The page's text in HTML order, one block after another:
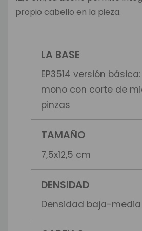
propio cabello en la pieza.
LA BASE
EP3514 versión
mono con corte de
pinzas
TAMAÑO
7,5x12,5 cm
DENSIDAD
Densidad baja-media